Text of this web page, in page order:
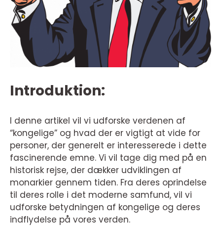
Introduktion:
I denne artikel vil vi udforske verdenen af
“kongelige” og hvad der er vigtigt at vide for
personer, der generelt er interesserede i dette
fascinerende emne. Vi vil tage dig med på en
historisk rejse, der dækker udviklingen af
monarkier gennem tiden. Fra deres oprindelse
til deres rolle i det moderne samfund, vil vi
udforske betydningen af kongelige og deres
indflydelse på vores verden.